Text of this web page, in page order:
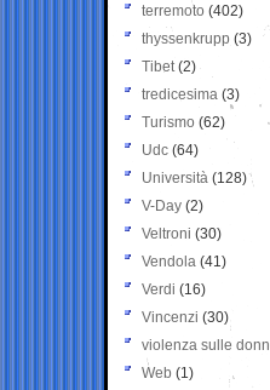
terremoto (402)
thyssenkrupp (3)
Tibet(2)
tredicesima (3)
Turismo (62)
Udc (64)
Università (128)
V-Day (2)
Veltroni (30)
Vendola (41)
Verdi (16)
Vincenzi (30)
violenza sulle
Web (1)